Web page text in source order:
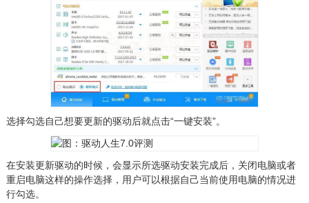
选择勾选自己想要更新的驱动后就点击“一键安装”。
在安装更新驱动的时候，会显示所选驱动安装完成后，关闭电脑或者
重启电脑这样的操作选择，用户可以根据自己当前使用电脑的情况进
行勾选。